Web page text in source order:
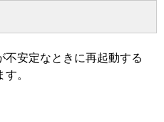
安定なときに再起動する
。